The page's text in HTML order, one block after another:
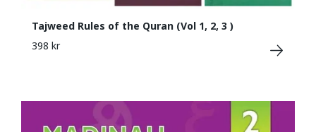
Tajweed Rules of the Quran (Vol 1, 2, 3 )
398 kr